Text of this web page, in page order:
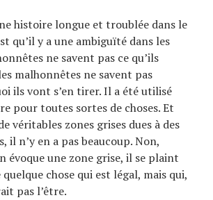
histoire longue et troublée dans le
qu’il y a une ambiguïté dans les
ne savent pas ce qu’ils
malhonnêtes ne savent pas
ils vont s’en tirer. Il a été utilisé
pour toutes sortes de choses. Et
véritables zones grises dues à des
il n’y en a pas beaucoup. Non,
évoque une zone grise, il se plaint
chose qui est légal, mais qui,
pas l’être.